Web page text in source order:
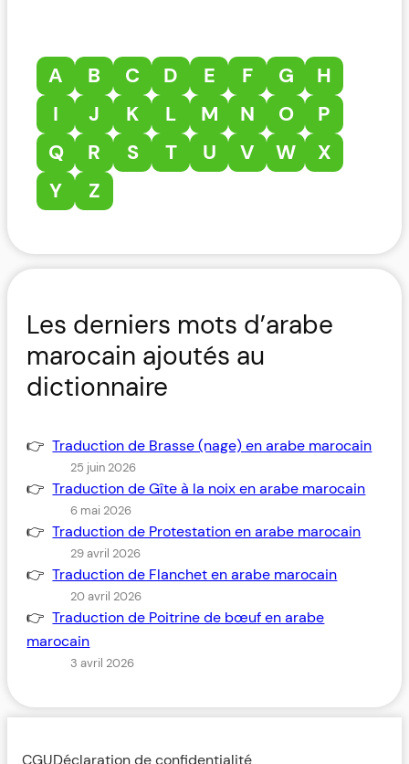
A B C D E F G
H
I
J K L M N O
P
Q
R S T U V W
X
Y
Z
Les derniers mots d’arabe
marocain ajoutés au
dictionnaire
Traduction de Brasse (nage) en arabe marocain
25 juin 2026
Traduction de Gîte à la noix en arabe marocain
6 mai 2026
Traduction de Protestation en arabe marocain
29 avril 2026
Traduction de Flanchet en arabe marocain
20 avril 2026
Traduction de Poitrine de bœuf en arabe
marocain
3 avril 2026